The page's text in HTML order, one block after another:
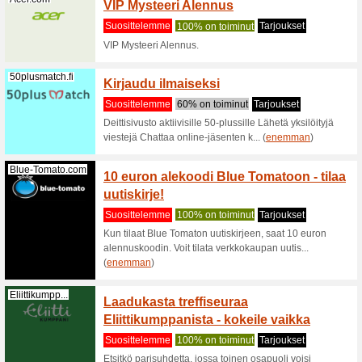
(
Agoda.com
(